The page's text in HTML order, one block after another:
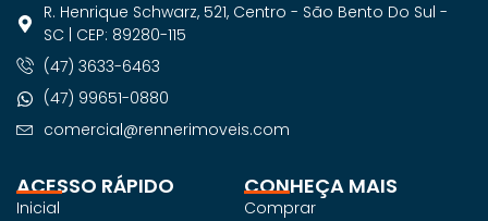
ACESSO RÁPIDO
Inicial
CONHEÇA MAIS
Comprar
R. Henrique Schwarz, 521, Centro - São Bento Do Sul -
SC | CEP: 89280-115
(47) 3633-6463
(47) 99651-0880
comercial@rennerimoveis.com